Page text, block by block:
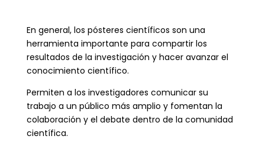
En general, los pósteres científicos son una
herramienta importante para compartir los
resultados de la investigación y hacer avanzar el
conocimiento científico.
Permiten a los investigadores comunicar su
trabajo a un público más amplio y fomentan la
colaboración y el debate dentro de la comunidad
científica.